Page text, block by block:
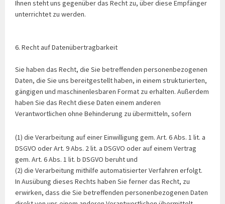
Ihnen steht uns gegenüber das Recht zu, über diese Empfänger
unterrichtet zu werden.
6. Recht auf Datenübertragbarkeit
Sie haben das Recht, die Sie betreffenden personenbezogenen
Daten, die Sie uns bereitgestellt haben, in einem strukturierten,
gängigen und maschinenlesbaren Format zu erhalten. Außerdem
haben Sie das Recht diese Daten einem anderen
Verantwortlichen ohne Behinderung zu übermitteln, sofern
(1) die Verarbeitung auf einer Einwilligung gem. Art. 6 Abs. 1 lit. a
DSGVO oder Art. 9 Abs. 2 lit. a DSGVO oder auf einem Vertrag
gem. Art. 6 Abs. 1 lit. b DSGVO beruht und
(2) die Verarbeitung mithilfe automatisierter Verfahren erfolgt.
In Ausübung dieses Rechts haben Sie ferner das Recht, zu
erwirken, dass die Sie betreffenden personenbezogenen Daten